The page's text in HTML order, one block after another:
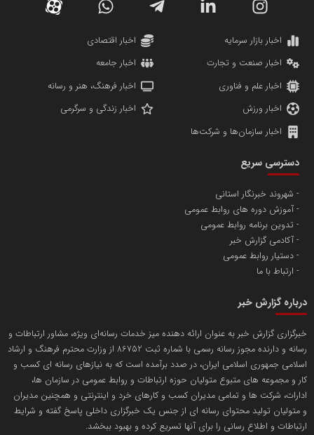
دانشگاه سئوی ایران
پایگاه اطلاع رسانی اعتلای نهادهای مردمی
پایگاه اطلاع رسانی دریا و نفت
تامین آهن اسفنجی تولیدکنندگان فولاد در کشور
تریبون
انتشار گسترده محتوا در رسانه گزارش خبر
مریم حاج نوروز نظری
مسعودصادقی
محمدعلی کرمعلی
اخبار بازار سرمایه
اخبار اقتصادی
اخبار صنعت و تجارت
اخبار جامعه
اخبار علم و فناوری
اخبار فرهنگ، هنر و رسانه
اخبار ورزش
اخبار زندگی و سرگرمی
اخبار سازمان‌ها و شرکت‌ها
دسترسی سریع
شهروند خبرنگار استانی
آموزش دوره های روابط عمومی
تدوین برنامه روابط عمومی
آکادمی گزارش خبر
دستیار روابط عمومی
ارتباط با ما
درباره گزارش خبر
خبرگزاری گزارش خبر به عنوان ارائه دهنده میز خدمات رسانه‌ای ویژه، مشاور ارتباطات و
رسانه و دارنده مجوز رسانه رسمی با شماره ثبت 86752 از وزارت محترم فرهنگ و ارشاد
اسلامی جمهوری اسلامی ایران، در صدد برآمده است که به نیازهای رسانه ای کسب و
کار و مجموعه های متبوع متولیان حوزه ارتباطات و روابط عمومی در سازمان ها،
ادارات، شرکت ها و تمامی مدیران کسب و کارهای خرد و اینترنتی و همچنین مدیران
و متولیان تولید محتوای رسانه ای از جنس یک خبرگزاری داخلی پاسخ گفته و شرایط
ارتباطات و اطلاع رسانی را برای آنها تسریع کرده و بهبود ببخشد.